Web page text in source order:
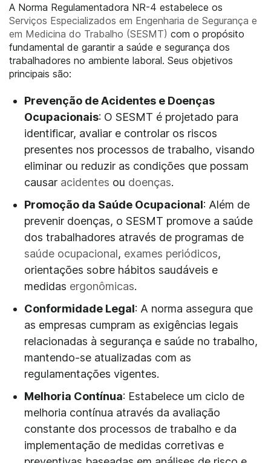
A Norma Regulamentadora NR-4 estabelece os
Serviços Especializados em Engenharia de Segurança e
em Medicina do Trabalho (SESMT) com o propósito
fundamental de garantir a saúde e segurança dos
trabalhadores no ambiente laboral. Seus objetivos
principais são:
Prevenção de Acidentes e Doenças
Ocupacionais: O SESMT é projetado para
identificar, avaliar e controlar os riscos
presentes nos processos de trabalho, visando
eliminar ou reduzir as condições que possam
causar acidentes ou doenças.
Promoção da Saúde Ocupacional: Além de
prevenir doenças, o SESMT promove a saúde
dos trabalhadores através de programas de
saúde ocupacional, exames periódicos,
orientações sobre hábitos saudáveis e
medidas ergonômicas.
Conformidade Legal: A norma assegura que
as empresas cumpram as exigências legais
relacionadas à segurança e saúde no trabalho,
mantendo-se atualizadas com as
regulamentações vigentes.
Melhoria Contínua: Estabelece um ciclo de
melhoria contínua através da avaliação
constante dos processos de trabalho e da
implementação de medidas corretivas e